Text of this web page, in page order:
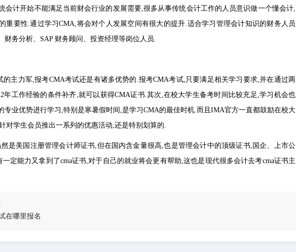
会计开始不能满足当前财会行业的发展需要,很多从事传统会计工作的人员意识做一个懂会计,
重要性.通过学习CMA,将会对个人发展空间有很大的提升.适合学习管理会计知识的财务人员
财务分析、SAP 财务顾问、投资经理等岗位人员.
的主力军,报考CMA考试还是有诸多优势的.报考CMA考试,只要满足相关学习要求,并在通过两
年工作经验的条件补齐,就可以获得CMA证书.其次,在校大学生备考时间比较充足,学习机会也
专业优势进行学习,特别是寒暑假时间,是学习CMA的最佳时机.而且IMA官方一直都鼓励在校大
对学生会员推出一系列的优惠活动,还是特别划算的.
然是美国注册管理会计师证书,但在国内含金量很高,也是管理会计中的顶级证书,国企、上市公
定能力又拿到了cma证书,对于自己的就业将会更有帮助,这也是现代很多会计去考cma证书主
在哪里报名